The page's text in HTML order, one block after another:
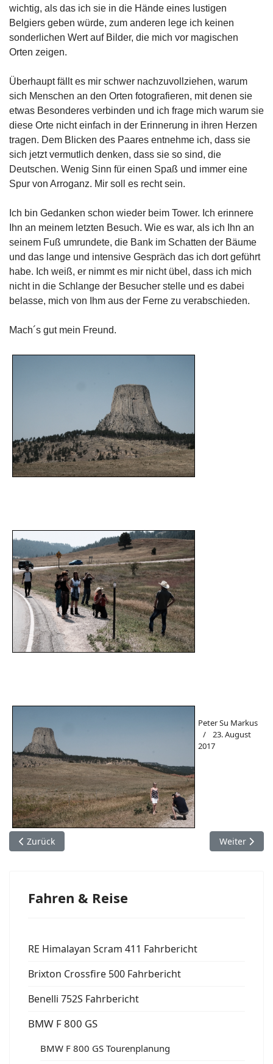
wichtig, als das ich sie in die Hände eines lustigen
Belgiers geben würde, zum anderen lege ich keinen
sonderlichen Wert auf Bilder, die mich vor magischen
Orten zeigen.
Überhaupt fällt es mir schwer nachzuvollziehen, warum
sich Menschen an den Orten fotografieren, mit denen sie
etwas Besonderes verbinden und ich frage mich warum sie
diese Orte nicht einfach in der Erinnerung in ihren Herzen
tragen. Dem Blicken des Paares entnehme ich, dass sie
sich jetzt vermutlich denken, dass sie so sind, die
Deutschen. Wenig Sinn für einen Spaß und immer eine
Spur von Arroganz. Mir soll es recht sein.
Ich bin Gedanken schon wieder beim Tower. Ich erinnere
Ihn an meinem letzten Besuch. Wie es war, als ich Ihn an
seinem Fuß umrundete, die Bank im Schatten der Bäume
und das lange und intensive Gespräch das ich dort geführt
habe. Ich weiß, er nimmt es mir nicht übel, dass ich mich
nicht in die Schlange der Besucher stelle und es dabei
belasse, mich von Ihm aus der Ferne zu verabschieden.
Mach´s gut mein Freund.
Peter Su Markus
23. August
2017
Vorheriger Beitrag: Indianerland II
Zurück Nächster
Weiter
Fahren & Reise
RE Himalayan Scram 411 Fahrbericht
Brixton Crossfire 500 Fahrbericht
Benelli 752S Fahrbericht
BMW F 800 GS
BMW F 800 GS Tourenplanung